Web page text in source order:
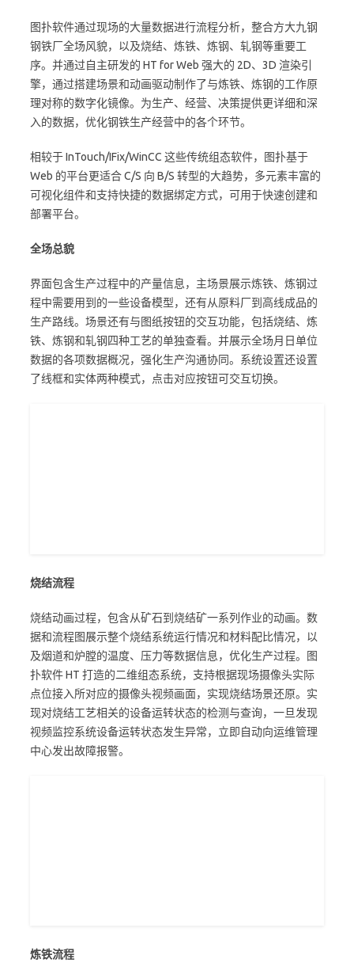
图扑软件通过现场的大量数据进行流程分析，整合方大九钢
钢铁厂全场风貌，以及烧结、炼铁、炼钢、轧钢等重要工
序。并通过自主研发的 HT for Web 强大的 2D、3D 渲染引
擎，通过搭建场景和动画驱动制作了与炼铁、炼钢的工作原
理对称的数字化镜像。为生产、经营、决策提供更详细和深
入的数据，优化钢铁生产经营中的各个环节。
相较于 InTouch/IFix/WinCC 这些传统组态软件，图扑基于
Web 的平台更适合 C/S 向 B/S 转型的大趋势，多元素丰富的
可视化组件和支持快捷的数据绑定方式，可用于快速创建和
部署平台。
全场总貌
界面包含生产过程中的产量信息，主场景展示炼铁、炼钢过
程中需要用到的一些设备模型，还有从原料厂到高线成品的
生产路线。场景还有与图纸按钮的交互功能，包括烧结、炼
铁、炼钢和轧钢四种工艺的单独查看。并展示全场月日单位
数据的各项数据概况，强化生产沟通协同。系统设置还设置
了线框和实体两种模式，点击对应按钮可交互切换。
烧结流程
烧结动画过程，包含从矿石到烧结矿一系列作业的动画。数
据和流程图展示整个烧结系统运行情况和材料配比情况，以
及烟道和炉膛的温度、压力等数据信息，优化生产过程。图
扑软件 HT 打造的二维组态系统，支持根据现场摄像头实际
点位接入所对应的摄像头视频画面，实现烧结场景还原。实
现对烧结工艺相关的设备运转状态的检测与查询，一旦发现
视频监控系统设备运转状态发生异常，立即自动向运维管理
中心发出故障报警。
炼铁流程